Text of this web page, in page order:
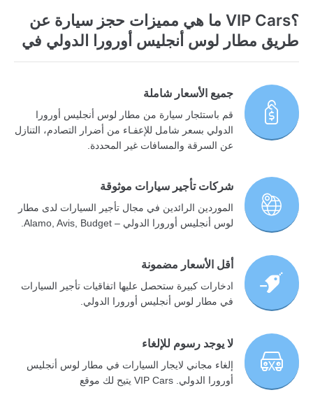
؟VIP Cars ما هي مميزات حجز سيارة عن
طريق مطار لوس أنجليس أورورا الدولي في
جميع الأسعار شاملة
قم باستئجار سيارة من مطار لوس أنجليس أورورا
الدولي بسعر شامل للإعفـاء من أضرار التصادم، التنازل
عن السرقة والمسافات غير المحددة.
شركات تأجير سيارات موثوقة
الموردين الرائدين في مجال تأجير السيارات لدى مطار
لوس أنجليس أورورا الدولي – Alamo, Avis, Budget.
أقل الأسعار مضمونة
ادخارات كبيرة ستحصل عليها اتفاقيات تأجير السيارات
في مطار لوس أنجليس أورورا الدولي.
لا يوجد رسوم للإلغاء
إلغاء مجاني لايجار السيارات في مطار لوس أنجليس
أورورا الدولي. VIP Cars يتيح لك موقع